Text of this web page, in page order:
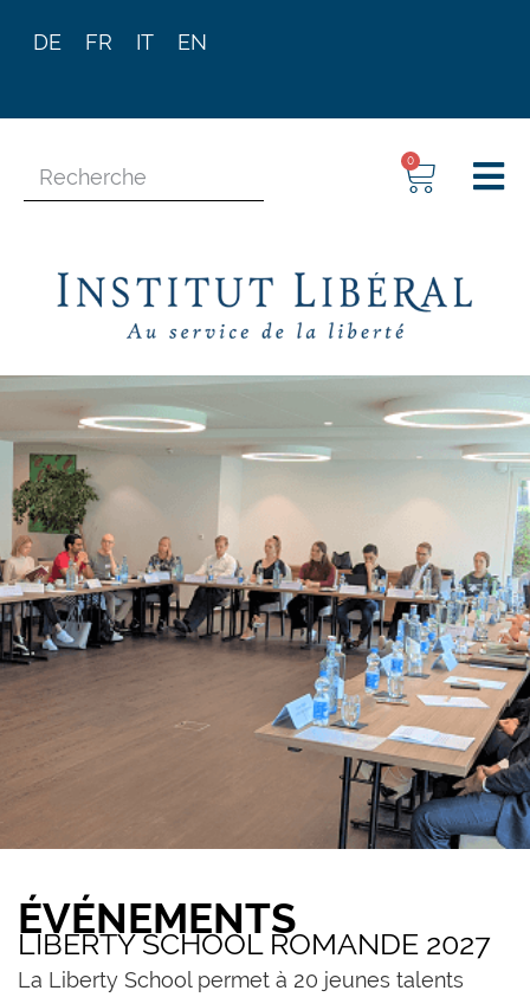
DE FR IT EN
0
ÉVÉNEMENTS
LIBERTY SCHOOL ROMANDE 2027
La Liberty School permet à 20 jeunes talents